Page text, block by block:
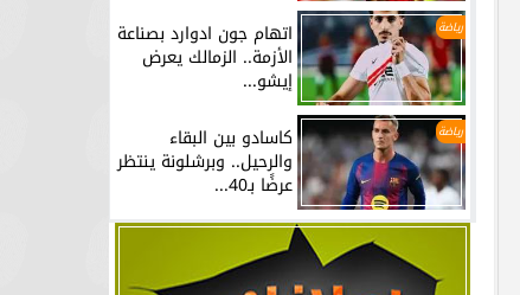
رياضة اتهام جون ادوارد بصناعة
الأزمة.. الزمالك يعرض
إيشو...
رياضة كاسادو بين البقاء
والرحيل.. وبرشلونة ينتظر
عرضًا بـ40...